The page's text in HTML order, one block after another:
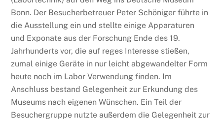
Bonn. Der Besucherbetreuer Peter Schöniger führte in
die Ausstellung ein und stellte einige Apparaturen
und Exponate aus der Forschung Ende des 19.
Jahrhunderts vor, die auf reges Interesse stießen,
zumal einige Geräte in nur leicht abgewandelter Form
heute noch im Labor Verwendung finden. Im
Anschluss bestand Gelegenheit zur Erkundung des
Museums nach eigenen Wünschen. Ein Teil der
Besuchergruppe nutzte außerdem die Gelegenheit zur